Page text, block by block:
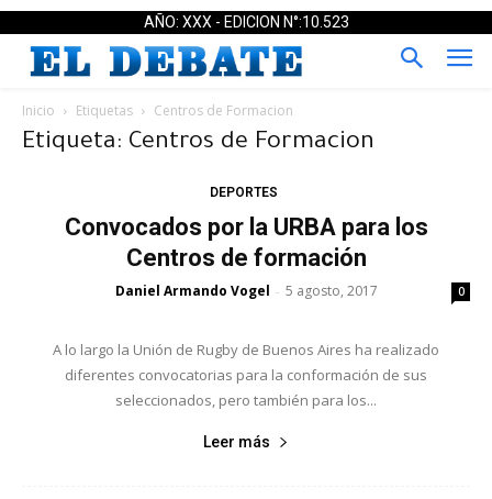
AÑO: XXX - EDICION N°:10.523
Inicio Etiquetas Centros de Formacion
Etiqueta: Centros de Formacion
DEPORTES
Convocados por la URBA para los
Centros de formación
Daniel Armando Vogel - 5 agosto, 2017 0
A lo largo la Unión de Rugby de Buenos Aires ha realizado
diferentes convocatorias para la conformación de sus
seleccionados, pero también para los...
Leer más